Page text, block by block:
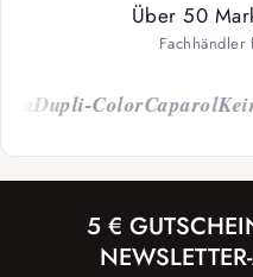
Über 50
Fachhändler
Dupli-ColorCaparolKeim
5 €